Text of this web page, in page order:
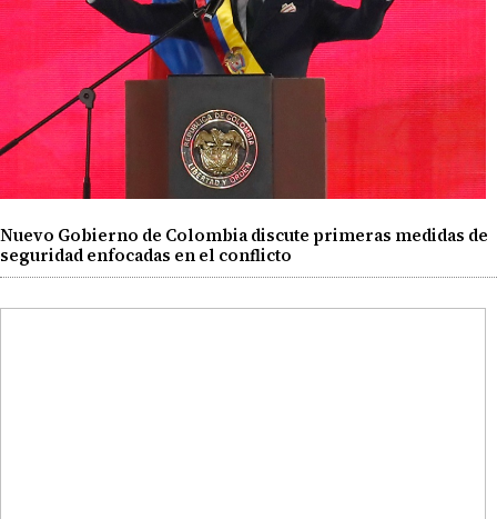
Nuevo Gobierno de Colombia discute primeras medidas de
seguridad enfocadas en el conflicto